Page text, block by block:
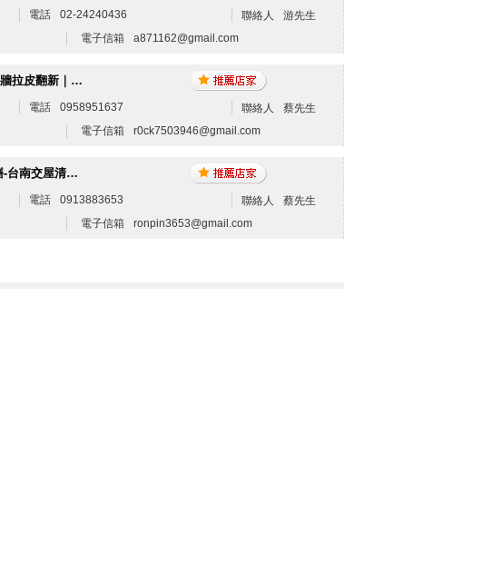
電話 02-24240436 聯絡人
游先生
電子信箱 a871162@gmail.com
宇森工程行｜防水抓漏工程｜外牆拉皮翻新｜衛浴翻修工程｜台中防水抓漏工程｜台中外牆拉皮翻新
電話 0958951637 聯絡人
蔡先生
電子信箱 r0ck7503946@gmail.com
榮品房屋修繕工程-台南房屋修繕-台南交屋清潔-台南油漆粉刷
電話 0913883653 聯絡人
蔡先生
電子信箱 ronpin3653@gmail.com